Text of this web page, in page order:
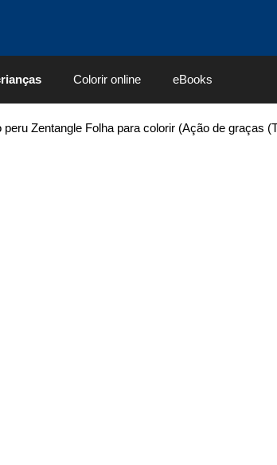
Colorir online eBooks
peru Zentangle Folha para colorir (Ação de graças